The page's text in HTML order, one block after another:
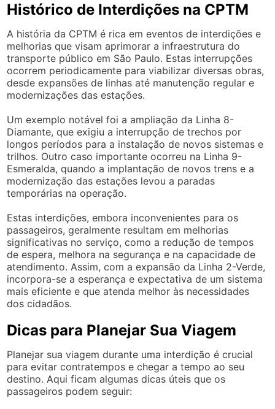
Histórico de Interdições na CPTM
A história da CPTM é rica em eventos de interdições e
melhorias que visam aprimorar a infraestrutura do
transporte público em São Paulo. Estas interrupções
ocorrem periodicamente para viabilizar diversas obras,
desde expansões de linhas até manutenção regular e
modernizações das estações.
Um exemplo notável foi a ampliação da Linha 8-
Diamante, que exigiu a interrupção de trechos por
longos períodos para a instalação de novos sistemas e
trilhos. Outro caso importante ocorreu na Linha 9-
Esmeralda, quando a implantação de novos trens e a
modernização das estações levou a paradas
temporárias na operação.
Estas interdições, embora inconvenientes para os
passageiros, geralmente resultam em melhorias
significativas no serviço, como a redução de tempos
de espera, melhora na segurança e na capacidade de
atendimento. Assim, com a expansão da Linha 2-Verde,
incorpora-se a esperança e expectativa de um sistema
mais eficiente e que atenda melhor às necessidades
dos cidadãos.
Dicas para Planejar Sua Viagem
Planejar sua viagem durante uma interdição é crucial
para evitar contratempos e chegar a tempo ao seu
destino. Aqui ficam algumas dicas úteis que os
passageiros podem seguir: